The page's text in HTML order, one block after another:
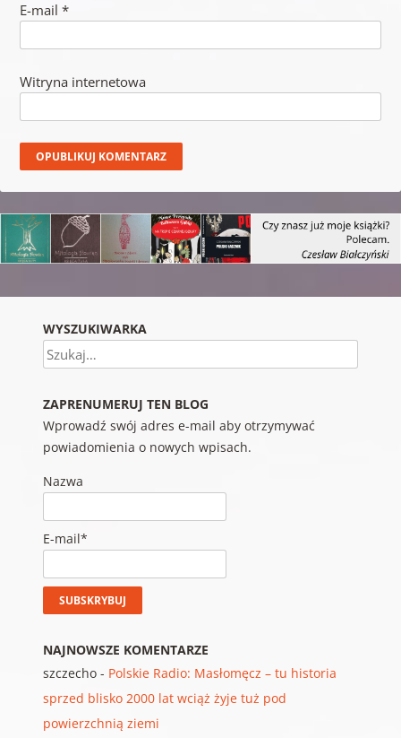
E-mail *
Witryna internetowa
WYSZUKIWARKA
Szukaj
ZAPRENUMERUJ TEN BLOG
Wprowadź swój adres e-mail aby otrzymywać
powiadomienia o nowych wpisach.
Nazwa
E-mail*
NAJNOWSZE KOMENTARZE
szczecho- Polskie Radio: Masłomęcz – tu historia
sprzed blisko 2000 lat wciąż żyje tuż pod
powierzchnią ziemi